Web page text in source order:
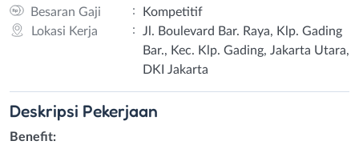
Besaran Gaji
:
Kompetitif
Lokasi Kerja
:
Jl. Boulevard Bar. Raya, Klp. Gading
Bar., Kec. Klp. Gading, Jakarta Utara,
DKI Jakarta
Deskripsi Pekerjaan
Benefit: